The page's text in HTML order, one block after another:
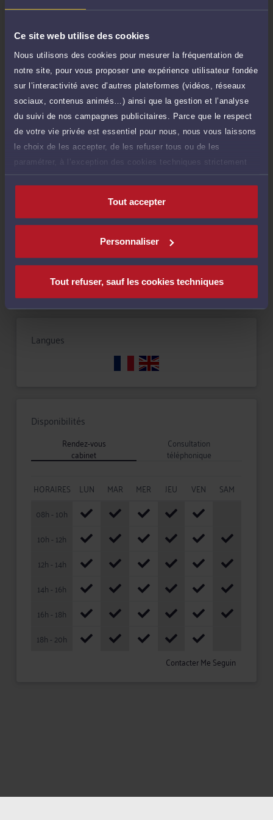
Ce site web utilise des cookies
Nous utilisons des cookies pour mesurer la fréquentation de
notre site, pour vous proposer une expérience utilisateur fondée
sur l’interactivité avec d’autres plateformes (vidéos, réseaux
sociaux, contenus animés…) ainsi que la gestion et l’analyse
du suivi de nos campagnes publicitaires. Parce que le respect
de votre vie privée est essentiel pour nous, nous vous laissons
le choix de les accepter, de les refuser tous ou de les
paramétrer, à l’exception des cookies techniques strictement
nécessaires au fonctionnement du site.
Tout accepter
Personnaliser
Tout refuser, sauf les cookies techniques
Réponse concise à votre question (moins TTC
Payer des honoraires ou une facture
Vous souhaitez payer une facture ou des
honoraires à l’avocat par Carte Bancaire.
Payer
Droit de la sécurité sociale et de la protection sociale
Langues
Disponibilités
Rendez-vous
cabinet
Consultation
téléphonique
HORAIRES LUN MAR MER JEU VEN
SAM
08h - 10h
10h - 12h
12h - 14h
14h - 16h
16h - 18h
18h - 20h
Contacter Me Seguin